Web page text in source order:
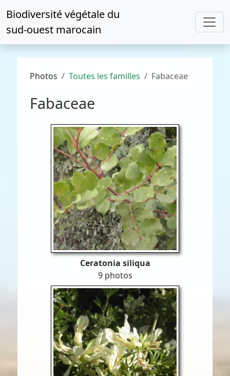
Biodiversité végétale du
sud-ouest marocain
Photos Toutes les familles Fabaceae
Fabaceae
Ceratonia siliqua
9 photos